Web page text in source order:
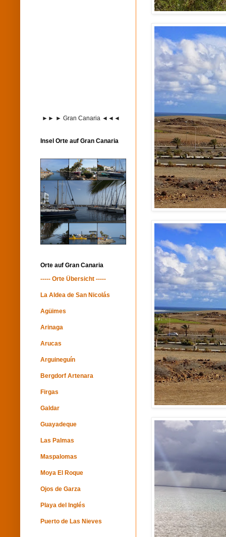
►► ► Gran Canaria ◄◄◄
Insel Orte auf Gran Canaria
Orte auf Gran Canaria
----- Orte Übersicht -----
La Aldea de San Nicolás
Agüimes
Arinaga
Arucas
Arguineguín
Bergdorf Artenara
Firgas
Galdar
Guayadeque
Las Palmas
Maspalomas
Moya El Roque
Ojos de Garza
Playa del Inglés
Puerto de Las Nieves